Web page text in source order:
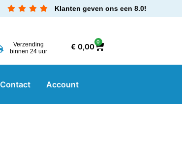
Klanten geven ons een 8.0!
Verzending
binnen 24 uur
€0,00
0
Contact Account